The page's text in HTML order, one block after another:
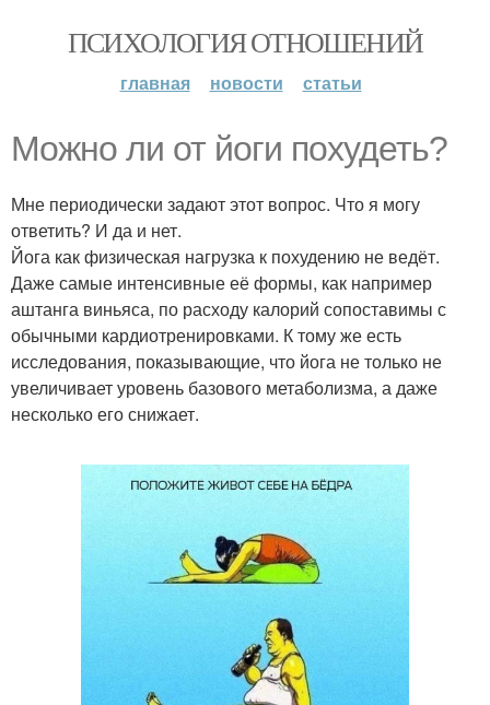
ПСИХОЛОГИЯ ОТНОШЕНИЙ
главная новости статьи
Можно ли от йоги похудеть?
Мне периодически задают этот вопрос. Что я могу
ответить? И да и нет.
Йога как физическая нагрузка к похудению не ведёт.
Даже самые интенсивные её формы, как например
аштанга виньяса, по расходу калорий сопоставимы с
обычными кардиотренировками. К тому же есть
исследования, показывающие, что йога не только не
увеличивает уровень базового метаболизма, а даже
несколько его снижает.